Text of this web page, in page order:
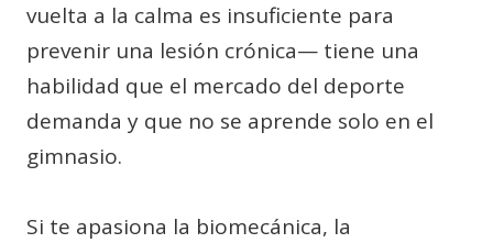
vuelta a la calma es insuficiente para
prevenir una lesión crónica— tiene una
habilidad que el mercado del deporte
demanda y que no se aprende solo en el
gimnasio.
Si te apasiona la biomecánica, la